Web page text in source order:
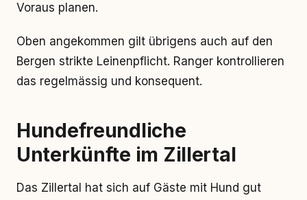
Voraus planen.
Oben angekommen gilt übrigens auch auf den
Bergen strikte Leinenpflicht. Ranger kontrollieren
das regelmässig und konsequent.
Hundefreundliche
Unterkünfte im Zillertal
Das Zillertal hat sich auf Gäste mit Hund gut